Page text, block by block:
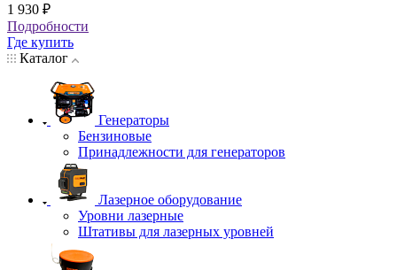
1 930 ₽
Подробности
Где купить
Каталог
Генераторы
Бензиновые
Принадлежности для генераторов
Лазерное оборудование
Уровни лазерные
Штативы для лазерных уровней